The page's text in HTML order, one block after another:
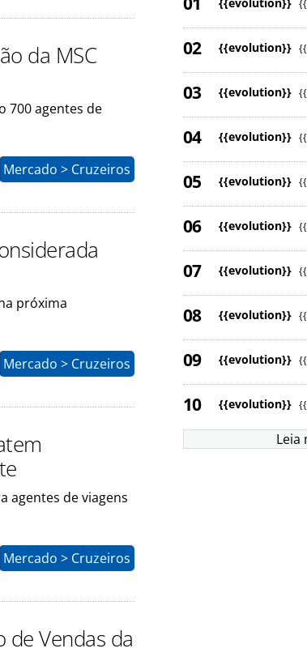
da MSC
700 agentes de
Mercado > Cruzeiros
próxima
Mercado > Cruzeiros
agentes de viagens
Mercado > Cruzeiros
de Vendas da
{{evolution}}
{{evolution}}
{{evolution}}
{{evolution}}
{{evolution}}
{{evolution}}
{{evolution}}
{{evolution}}
{{evolution}}
Leia